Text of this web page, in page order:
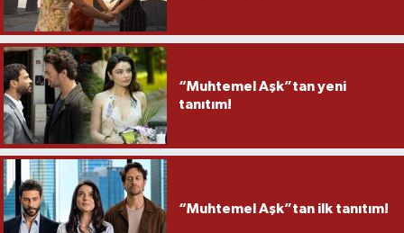
“Muhtemel Aşk”tan yeni
tanıtım!
“Muhtemel Aşk”tan ilk tanıtım!